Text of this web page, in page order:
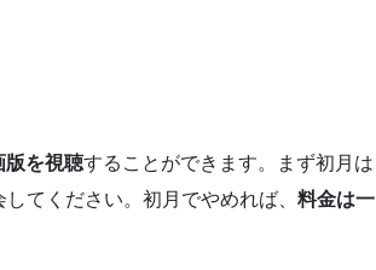
版を視聴することができます。まず初月は
てください。初月でやめれば、 料金は一